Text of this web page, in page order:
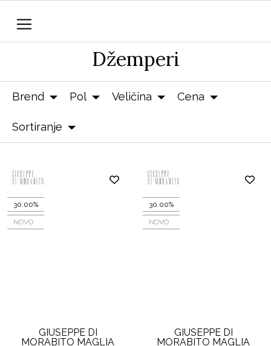
Džemperi
Brend Pol Veličina Cena
Sortiranje
30.00%
NOVO
GIUSEPPE DI
MORABITO MAGLIA
30.00%
NOVO
GIUSEPPE DI
MORABITO MAGLIA